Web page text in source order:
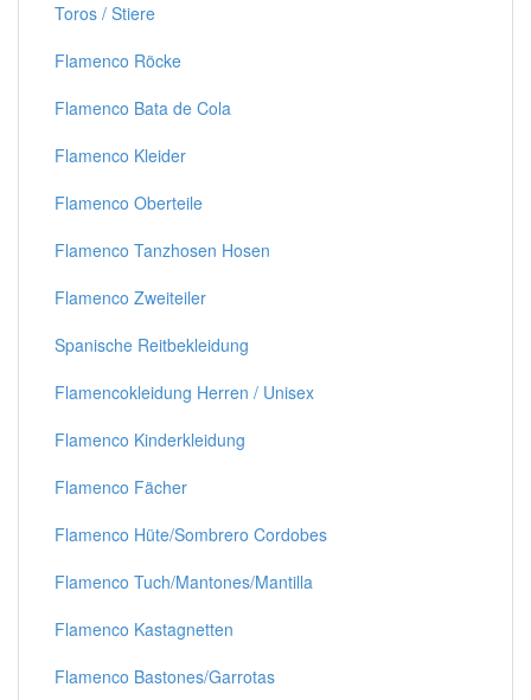
Toros / Stiere
Flamenco Röcke
Flamenco Bata de Cola
Flamenco Kleider
Flamenco Oberteile
Flamenco Tanzhosen Hosen
Flamenco Zweiteiler
Spanische Reitbekleidung
Flamencokleidung Herren / Unisex
Flamenco Kinderkleidung
Flamenco Fächer
Flamenco Hüte/Sombrero Cordobes
Flamenco Tuch/Mantones/Mantilla
Flamenco Kastagnetten
Flamenco Bastones/Garrotas